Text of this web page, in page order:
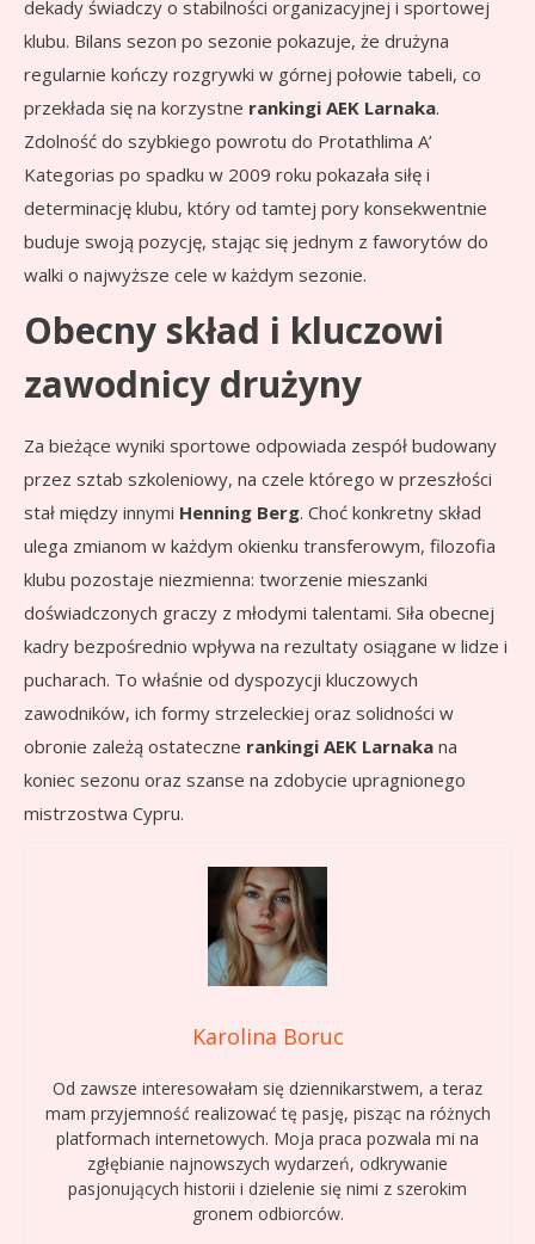
dekady świadczy o stabilności organizacyjnej i sportowej
klubu. Bilans sezon po sezonie pokazuje, że drużyna
regularnie kończy rozgrywki w górnej połowie tabeli, co
przekłada się na korzystne rankingi AEK Larnaka.
Zdolność do szybkiego powrotu do Protathlima A’
Kategorias po spadku w 2009 roku pokazała siłę i
determinację klubu, który od tamtej pory konsekwentnie
buduje swoją pozycję, stając się jednym z faworytów do
walki o najwyższe cele w każdym sezonie.
Obecny skład i kluczowi
zawodnicy drużyny
Za bieżące wyniki sportowe odpowiada zespół budowany
przez sztab szkoleniowy, na czele którego w przeszłości
stał między innymi Henning Berg. Choć konkretny skład
ulega zmianom w każdym okienku transferowym, filozofia
klubu pozostaje niezmienna: tworzenie mieszanki
doświadczonych graczy z młodymi talentami. Siła obecnej
kadry bezpośrednio wpływa na rezultaty osiągane w lidze i
pucharach. To właśnie od dyspozycji kluczowych
zawodników, ich formy strzeleckiej oraz solidności w
obronie zależą ostateczne rankingi AEK Larnaka na
koniec sezonu oraz szanse na zdobycie upragnionego
mistrzostwa Cypru.
Karolina Boruc
Od zawsze interesowałam się dziennikarstwem, a teraz
mam przyjemność realizować tę pasję, pisząc na różnych
platformach internetowych. Moja praca pozwala mi na
zgłębianie najnowszych wydarzeń, odkrywanie
pasjonujących historii i dzielenie się nimi z szerokim
gronem odbiorców.